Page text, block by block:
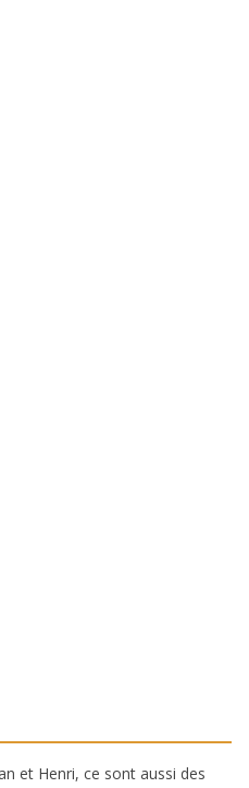
et Henri, ce sont aussi des